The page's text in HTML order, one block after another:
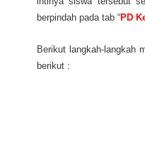
berpindah pada tab “PD
Berikut langkah-langkah
berikut :